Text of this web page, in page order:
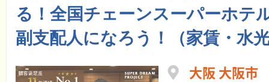
る！全国チェーンスーパーホテ
副支配人になろう！（家賃・水
大阪 大阪市